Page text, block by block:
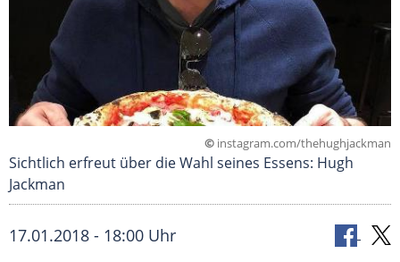
© instagram.com/thehughjackman
Sichtlich erfreut über die Wahl seines Essens: Hugh
Jackman
17.01.2018 - 18:00 Uhr